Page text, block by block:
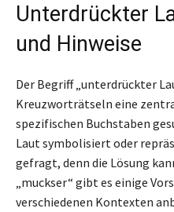
Unterdrückter
und Hinweise
Der Begriff „unterdrückter
Kreuzworträtseln eine
spezifischen Buchstaben
Laut symbolisiert oder
gefragt, denn die Lösung
„muckser“ gibt es einige
verschiedenen Kontexten